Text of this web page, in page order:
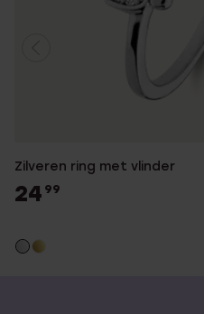
Zilveren ring met vlinder
24 99